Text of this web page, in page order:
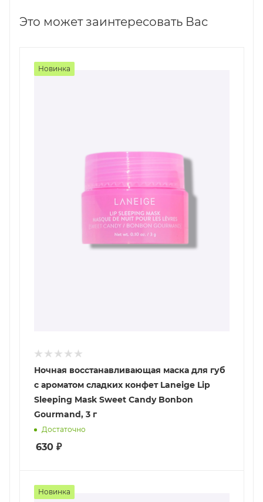
Это может заинтересовать Вас
Новинка
Ночная восстанавливающая маска для губ
с ароматом сладких конфет Laneige Lip
Sleeping Mask Sweet Candy Bonbon
Gourmand, 3 г
Достаточно
630 ₽
Новинка